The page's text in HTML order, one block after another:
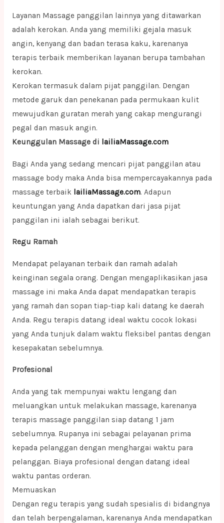
Layanan Massage panggilan lainnya yang ditawarkan
adalah kerokan. Anda yang memiliki gejala masuk
angin, kenyang dan badan terasa kaku, karenanya
terapis terbaik memberikan layanan berupa tambahan
kerokan.
Kerokan termasuk dalam pijat panggilan. Dengan
metode garuk dan penekanan pada permukaan kulit
mewujudkan guratan merah yang cakap mengurangi
pegal dan masuk angin.
Keunggulan Massage di lailiaMassage.com
Bagi Anda yang sedang mencari pijat panggilan atau
massage body maka Anda bisa mempercayakannya pada
massage terbaik lailiaMassage.com. Adapun
keuntungan yang Anda dapatkan dari jasa pijat
panggilan ini ialah sebagai berikut.
Regu Ramah
Mendapat pelayanan terbaik dan ramah adalah
keinginan segala orang. Dengan mengaplikasikan jasa
massage ini maka Anda dapat mendapatkan terapis
yang ramah dan sopan tiap-tiap kali datang ke daerah
Anda. Regu terapis datang ideal waktu cocok lokasi
yang Anda tunjuk dalam waktu fleksibel pantas dengan
kesepakatan sebelumnya.
Profesional
Anda yang tak mempunyai waktu lengang dan
meluangkan untuk melakukan massage, karenanya
terapis massage panggilan siap datang 1 jam
sebelumnya. Rupanya ini sebagai pelayanan prima
kepada pelanggan dengan menghargai waktu para
pelanggan. Biaya profesional dengan datang ideal
waktu pantas orderan.
Memuaskan
Dengan regu terapis yang sudah spesialis di bidangnya
dan telah berpengalaman, karenanya Anda mendapatkan